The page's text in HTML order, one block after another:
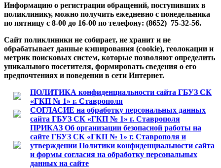
Информацию о регистрации обращений, поступивших в
поликлинику, можно получить ежедневно с понедельника
по пятницу с 8-00 до 16-00 по телефону: (8652) 75-32-56.
Сайт поликлиники не собирает, не хранит и не
обрабатывает данные кэширования (cookie), геолокации и
метрик поисковых систем, которые позволяют определить
уникального посетителя, формировать сведения о его
предпочтениях и поведении в сети Интернет.
ПОЛИТИКА конфиденциальности сайта ГБУЗ СК
«ГКП № 1» г. Ставрополя
СОГЛАСИЕ на обработку персональных данных
сайта ГБУЗ СК «ГКП № 1» г. Ставрополя
ПРИКАЗ Об организации безопасной работы на
сайте ГБУЗ СК «ГКП № 1» г. Ставрополя и
утверждении Политики конфиденциальности сайта
и формы согласия на обработку персональных
данных на сайте